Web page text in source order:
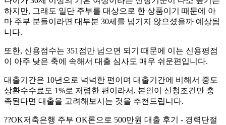
하지만, 그래도 일단 주부를 대상으로 한 상품이기 때문에 아
마 주부 분들이라면 대부분 30세를 넘기지 않으셨을까 예상됩
니다.
또한, 신용점수는 351점만 넘으면 되기 때문에 이는 신용평점
이 아주 낮은 축에 속해서 대출 심사도 매우 쉬운편입니다.
대출기간은 10년으로 넉넉한 편이며 대출기간에 비해서 중도
상환수수료도 1%로 저렴한 편이라서, 본인이 신청조건만 충
족된다면 대출을 고려해보시는 것을 추천드립니다.
?‍?OK저축은행 주부 OK론으로 500만원 대출 후기 - 경력단절